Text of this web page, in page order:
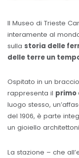
Il Museo di Trieste
interamente al
sulla storia delle
delle terre un
Ospitato in un
rappresenta il primo
luogo stesso,
del 1906, è parte
un gioiello
La stazione – che